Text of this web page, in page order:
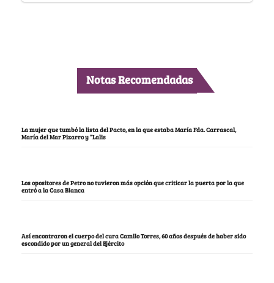
Notas Recomendadas
La mujer que tumbó la lista del Pacto, en la que estaba María Fda. Carrascal,
María del Mar Pizarro y “Lalis
Los opositores de Petro no tuvieron más opción que criticar la puerta por la que
entró a la Casa Blanca
Así encontraron el cuerpo del cura Camilo Torres, 60 años después de haber sido
escondido por un general del Ejército